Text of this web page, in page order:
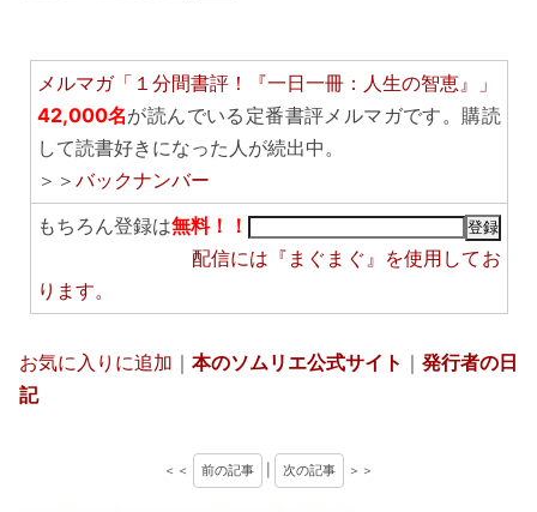
メルマガ「１分間書評！『一日一冊：人生の智恵』」
42,000名が読んでいる定番書評メルマガです。購読
して読書好きになった人が続出中。
＞＞ バックナンバー
もちろん登録は無料！！
配信には 『まぐまぐ』 を使用してお
ります。
お気に入りに追加 ｜ 本のソムリエ公式サイト ｜ 発行者の日
記
＜＜ 前の記事 次の記事 ＞＞